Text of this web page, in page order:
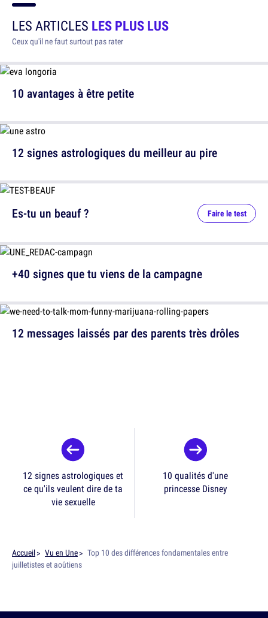
LES ARTICLES LES PLUS LUS
Ceux qu'il ne faut surtout pas rater
10 avantages à être petite
12 signes astrologiques du meilleur au pire
12 messages laissés par des parents très drôles
Es-tu un beauf ? Faire le test
+40 signes que tu viens de la campagne
12 signes astrologiques et
ce qu'ils veulent dire de ta
vie sexuelle
10 qualités d'une
princesse Disney
Accueil Vu en Une
Top 10 des différences fondamentales entre
juilletistes et aoûtiens